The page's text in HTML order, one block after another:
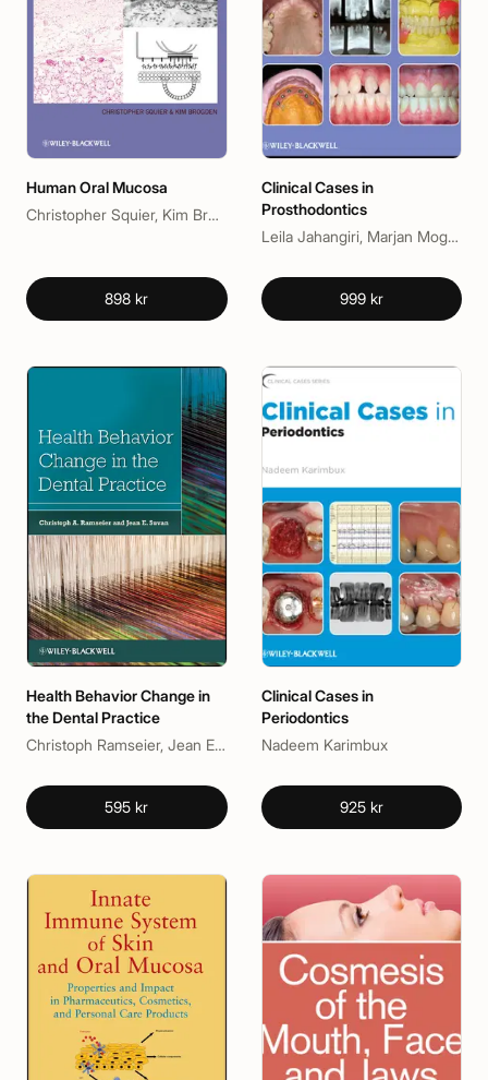
Human Oral Mucosa
Christopher Squier, Kim Brogden
898 kr
Clinical Cases in
Prosthodontics
Leila Jahangiri, Marjan Moghadam, Michael Ferguson, Mijin Choi
999 kr
Health Behavior Change in
the Dental Practice
Christoph Ramseier, Jean E. Suvan
595 kr
Clinical Cases in
Periodontics
Nadeem Karimbux
925 kr